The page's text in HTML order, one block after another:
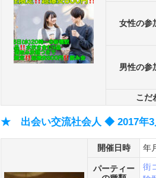
女性の参
男性の参
こだ
★ 出会い交流社会人 ◆ 2017年
開催日時 年
パーティー
街